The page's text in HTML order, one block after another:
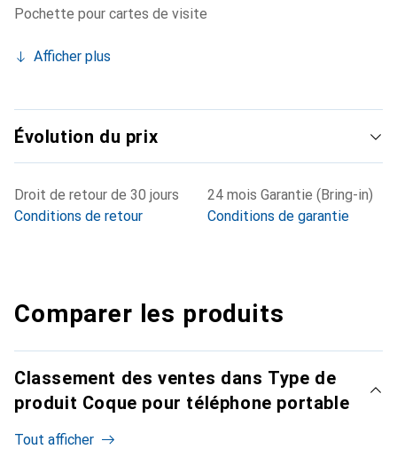
Pochette pour cartes de visite
Afficher plus
Évolution du prix
Droit de retour de 30 jours
Conditions de retour
24 mois Garantie (Bring-in)
Conditions de garantie
Comparer les produits
Classement des ventes dans Type de
produit Coque pour téléphone portable
Tout afficher